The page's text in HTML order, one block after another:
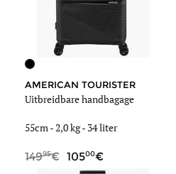
AMERICAN TOURISTER
Uitbreidbare handbagage
55cm -2,0 kg- 34 liter
14995 10500